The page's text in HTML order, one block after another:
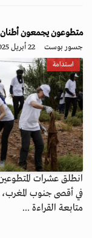
متطوعون يجمعون أطنان
جسور بوست 22 أبريل 2025 - 11:52
استدامة
انطلق عشرات
في أقصى جنوب المغرب،
متابعة القراءة ...